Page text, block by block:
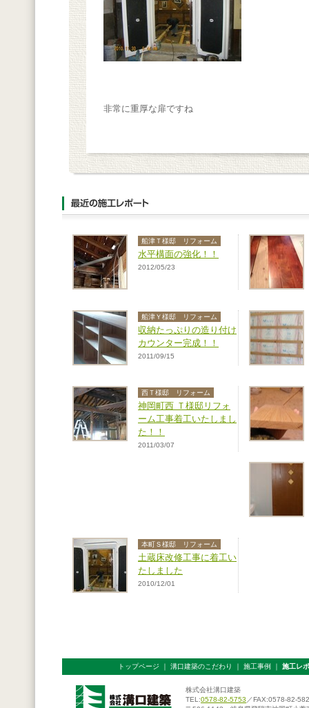
非常に重厚な扉ですね
船津Ｔ様邸 リフォーム
水平構面の強化！！
2012/05/23
船津Ｙ様邸 リフォーム
収納たっぷりの造り付け
カウンター完成！！
2011/09/15
西Ｔ様邸 リフォーム
神岡町西 Ｔ様邸リフォ
ーム工事着工いたしまし
た！！
2011/03/07
本町Ｓ様邸 リフォーム
土蔵床改修工事に着工い
たしました
2010/12/01
トップページ ｜ 溝口建築のこだわり ｜ 施工事例 ｜ 施工レ
株式会社溝口建築
TEL:0578-82-5753 ／FAX:0578-82-